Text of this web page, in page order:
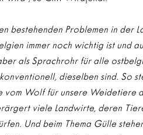
bestehenden Problemen in der
immer noch wichtig ist und
als Sprachrohr für alle
dieselben sind. So
vom Wolf für unsere Weidetiere
viele Landwirte, deren
Und beim Thema Gülle